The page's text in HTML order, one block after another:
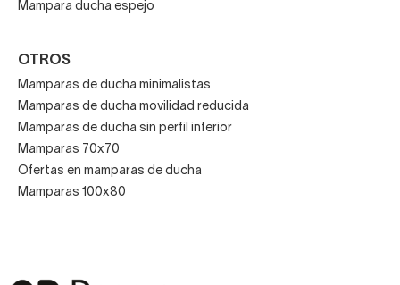
Mampara ducha espejo
OTROS
Mamparas de ducha minimalistas
Mamparas de ducha movilidad reducida
Mamparas de ducha sin perfil inferior
Mamparas 70x70
Ofertas en mamparas de ducha
Mamparas 100x80